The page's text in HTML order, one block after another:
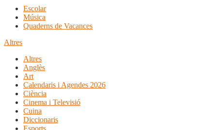
Escolar
Música
Quaderns de Vacances
Altres
Altres
Anglès
Art
Calendaris i Agendes 2026
Ciència
Cinema i Televisió
Cuina
Diccionaris
Esports